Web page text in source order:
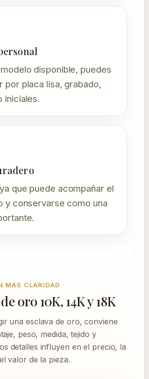
disponible, puedes
por placa lisa, grabado,
iniciales.
que puede acompañar el
y conservarse como una
MÁS CLARIDAD
oro 10K, 14K y 18K
una esclava de oro, conviene
peso, medida, tejido y
detalles influyen en el precio, la
valor de la pieza.